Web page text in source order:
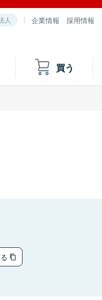
人 企業情報 採用情報
買う